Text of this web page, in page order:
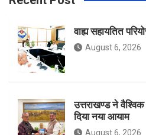
o g
वाह्य सहायतित
August 6, 2026
उत्तराखण्ड ने
दिया नया आयाम
August 6, 2026